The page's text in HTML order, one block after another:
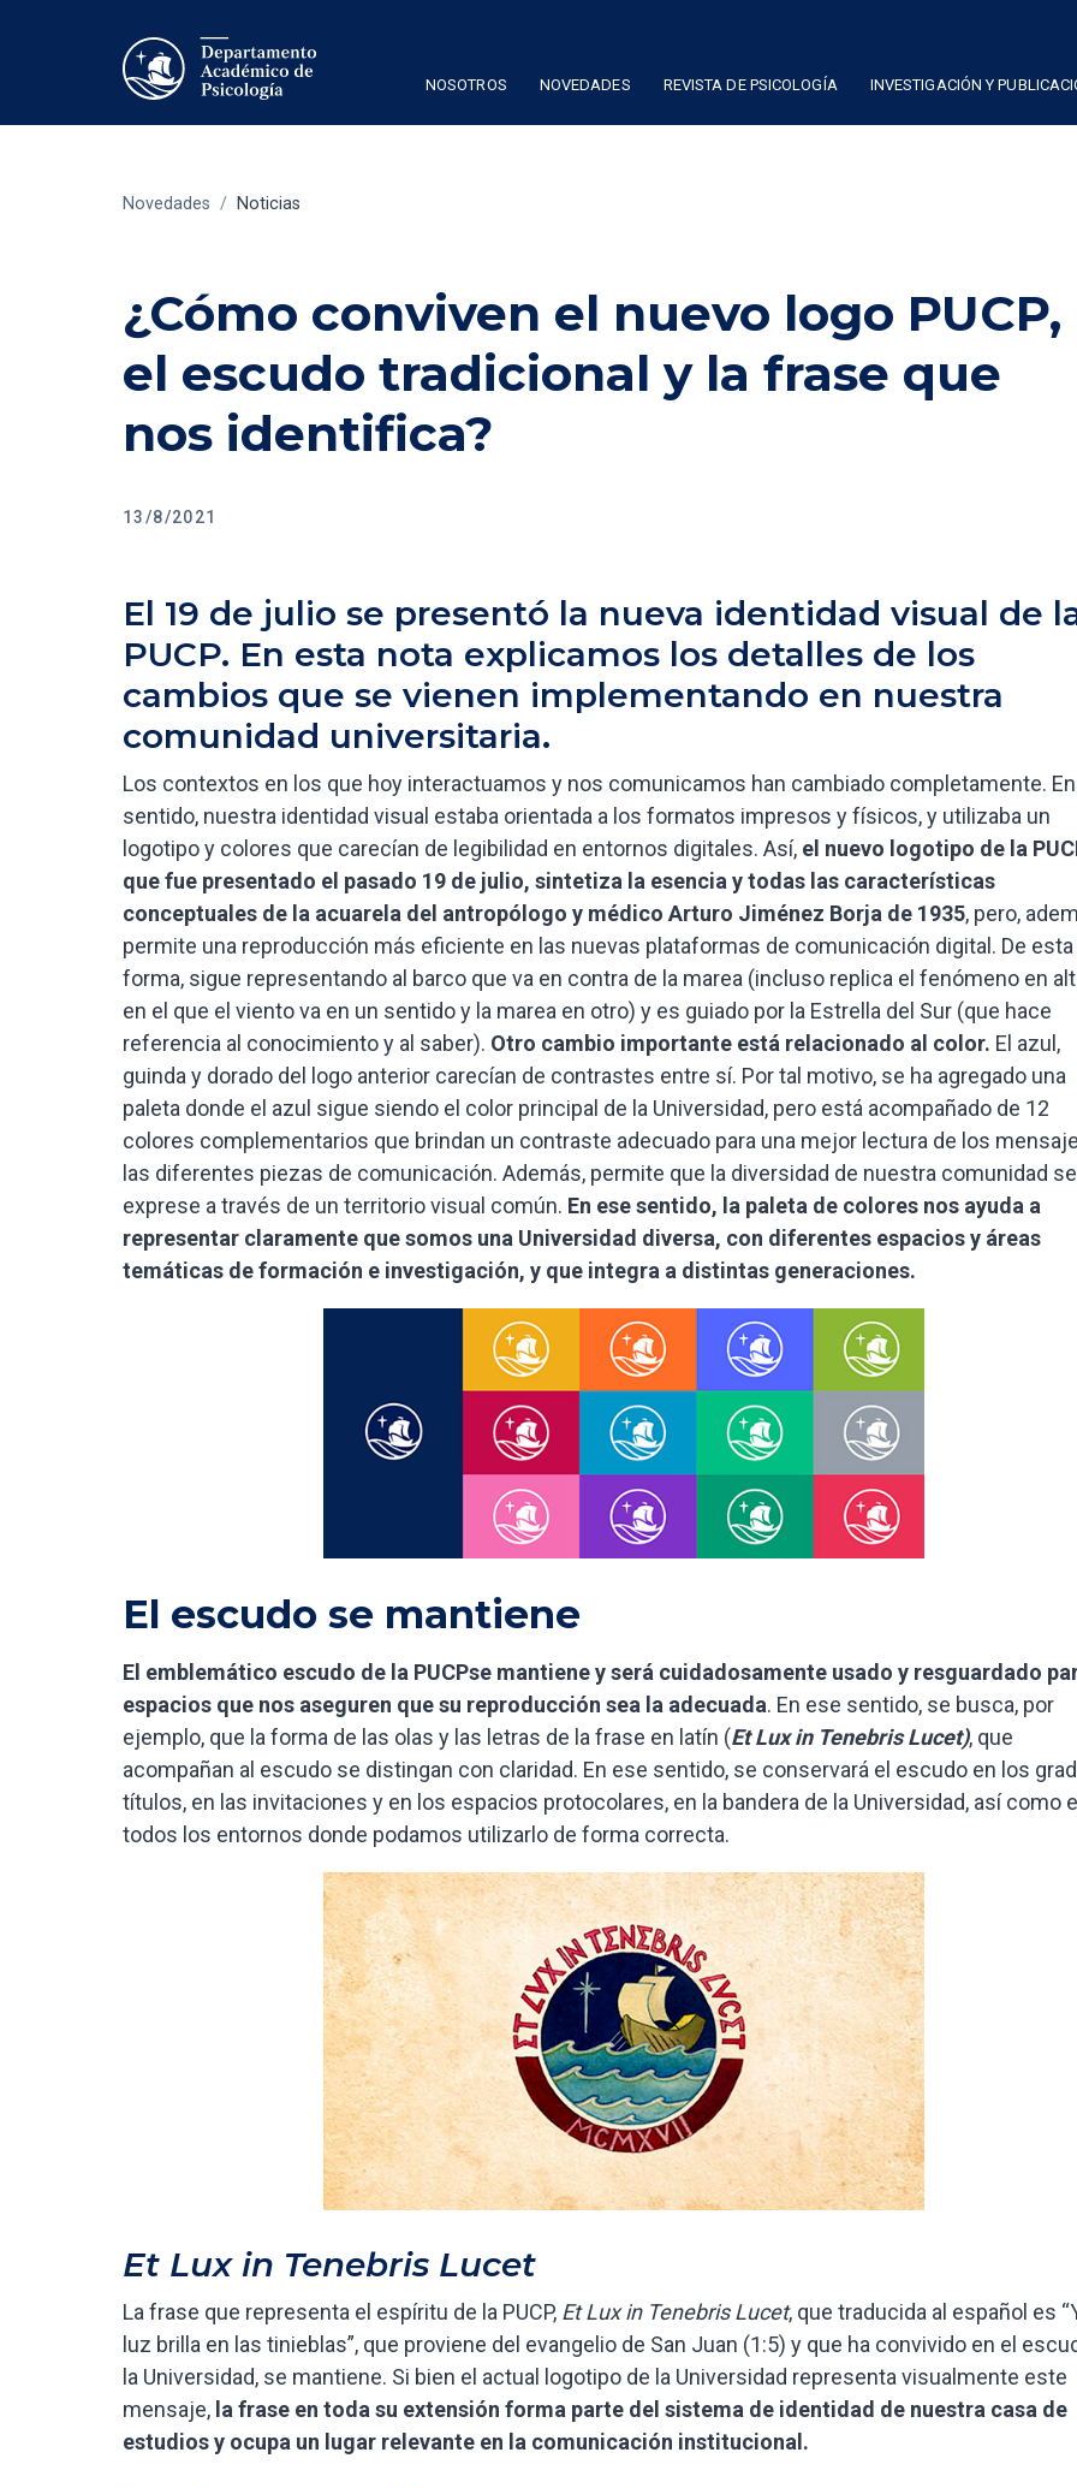
NOSOTROS NOVEDADES REVISTA DE PSICOLOGÍA INVESTIGACIÓN Y
Novedades / Noticias
¿Cómo conviven el nuevo logo PUCP,
el escudo tradicional y la frase que
nos identifica?
13/8/2021
El 19 de julio se presentó la nueva identidad visual de
PUCP. En esta nota explicamos los detalles de los
cambios que se vienen implementando en nuestra
comunidad universitaria.
Los contextos en los que hoy interactuamos y nos comunicamos han cambiado completamente.
sentido, nuestra identidad visual estaba orientada a los formatos impresos y físicos, y utilizaba un
logotipo y colores que carecían de legibilidad en entornos digitales. Así, el nuevo logotipo de la
que fue presentado el pasado 19 de julio, sintetiza la esencia y todas las características
conceptuales de la acuarela del antropólogo y médico Arturo Jiménez Borja de 1935, pero,
permite una reproducción más eficiente en las nuevas plataformas de comunicación digital. De esta
forma, sigue representando al barco que va en contra de la marea (incluso replica el fenómeno en
en el que el viento va en un sentido y la marea en otro) y es guiado por la Estrella del Sur (que hace
referencia al conocimiento y al saber). Otro cambio importante está relacionado al color. El azul,
guinda y dorado del logo anterior carecían de contrastes entre sí. Por tal motivo, se ha agregado una
paleta donde el azul sigue siendo el color principal de la Universidad, pero está acompañado de 12
colores complementarios que brindan un contraste adecuado para una mejor lectura de los
las diferentes piezas de comunicación. Además, permite que la diversidad de nuestra comunidad se
exprese a través de un territorio visual común. En ese sentido, la paleta de colores nos ayuda a
representar claramente que somos una Universidad diversa, con diferentes espacios y áreas
temáticas de formación e investigación, y que integra a distintas generaciones.
El escudo se mantiene
El emblemático escudo de la PUCPse mantiene y será cuidadosamente usado y resguardado
espacios que nos aseguren que su reproducción sea la adecuada. En ese sentido, se busca, por
ejemplo, que la forma de las olas y las letras de la frase en latín (Et Lux in Tenebris Lucet), que
acompañan al escudo se distingan con claridad. En ese sentido, se conservará el escudo en los
títulos, en las invitaciones y en los espacios protocolares, en la bandera de la Universidad, así como
todos los entornos donde podamos utilizarlo de forma correcta.
Et Lux in Tenebris Lucet
La frase que representa el espíritu de la PUCP, Et Lux in Tenebris Lucet, que traducida al español es
luz brilla en las tinieblas”, que proviene del evangelio de San Juan (1:5) y que ha convivido en el
la Universidad, se mantiene. Si bien el actual logotipo de la Universidad representa visualmente este
mensaje, la frase en toda su extensión forma parte del sistema de identidad de nuestra casa de
estudios y ocupa un lugar relevante en la comunicación institucional.